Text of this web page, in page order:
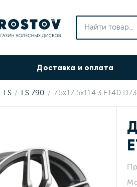
Доставка и оплата
LS LS 790 7.5x17 5x114.3 ET40